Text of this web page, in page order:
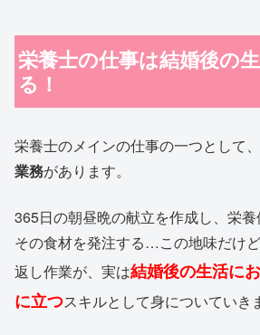
栄養士の仕事は結婚後の
る！
栄養士のメインの仕事の一つとして、
業務があります。
365日の朝昼晩の献立を作成し、栄養
その食材を発注する…この地味だけ
返し作業が、実は結婚後の生活に
に立つスキルとして身についていき